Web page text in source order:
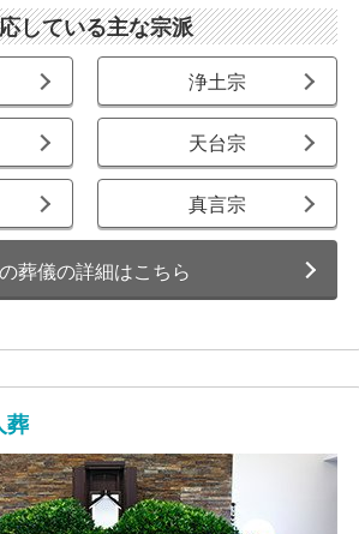
している主な宗派
浄土宗
天台宗
真言宗
葬儀の詳細はこちら
葬